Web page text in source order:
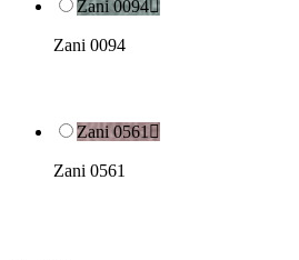
Zani 0094
Zani 0094
Zani 0561
Zani 0561